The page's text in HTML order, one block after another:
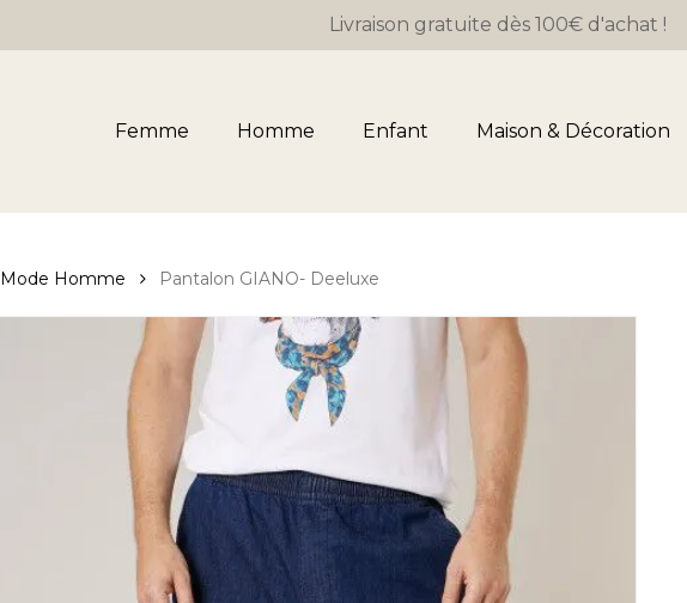
Livraison gratuite dès 100€ d'achat !
Femme Homme Enfant Maison & Décoration
Panier
Mode Homme Pantalon GIANO- Deeluxe